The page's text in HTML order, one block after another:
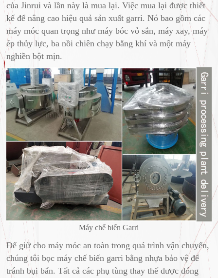
của Jinrui và lần này là mua lại. Việc mua lại được thiết
kế để nâng cao hiệu quả sản xuất garri. Nó bao gồm các
máy móc quan trọng như máy bóc vỏ sắn, máy xay, máy
ép thủy lực, ba nồi chiên chạy bằng khí và một máy
nghiền bột mịn.
Máy chế biến Garri
Để giữ cho máy móc an toàn trong quá trình vận chuyển,
chúng tôi bọc máy chế biến garri bằng nhựa bảo vệ để
tránh bụi bẩn. Tất cả các phụ tùng thay thế được đóng